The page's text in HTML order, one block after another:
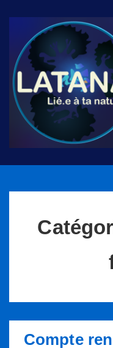
contenu
principal
Compte